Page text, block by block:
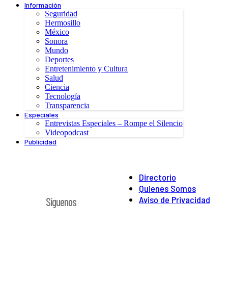
Información
Seguridad
Hermosillo
México
Sonora
Mundo
Deportes
Entretenimiento y Cultura
Salud
Ciencia
Tecnología
Transparencia
Especiales
Entrevistas Especiales – Rompe el Silencio
Videopodcast
Publicidad
Directorio
Quienes Somos
Aviso de Privacidad
Síguenos